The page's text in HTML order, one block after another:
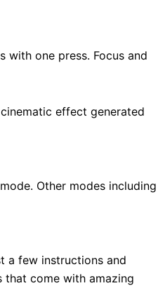
with one press. Focus and
effect generated
Other modes including
a few instructions and
that come with amazing